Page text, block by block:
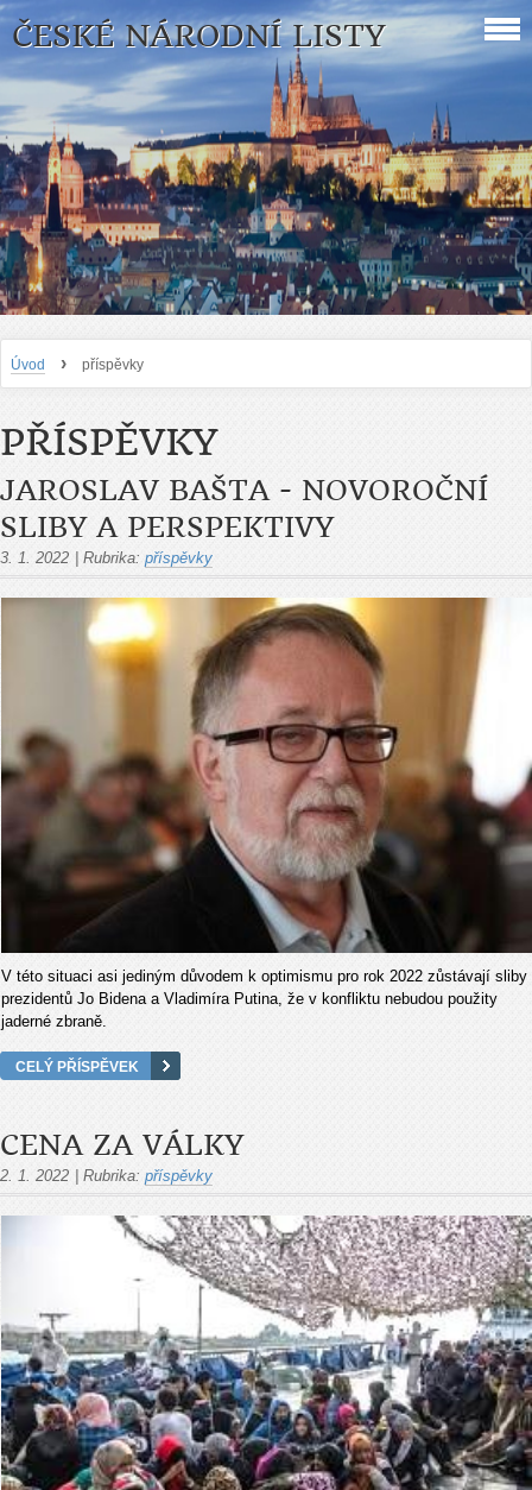
ČESKÉ NÁRODNÍ LISTY
Úvod › příspěvky
PŘÍSPĚVKY
JAROSLAV BAŠTA - NOVOROČNÍ
SLIBY A PERSPEKTIVY
3. 1. 2022 Rubrika: příspěvky
V této situaci asi jediným důvodem k optimismu pro rok 2022 zůstávají sliby
prezidentů Jo Bidena a Vladimíra Putina, že v konfliktu nebudou použity
jaderné zbraně.
CELÝ PŘÍSPĚVEK
CENA ZA VÁLKY
2. 1. 2022 Rubrika: příspěvky